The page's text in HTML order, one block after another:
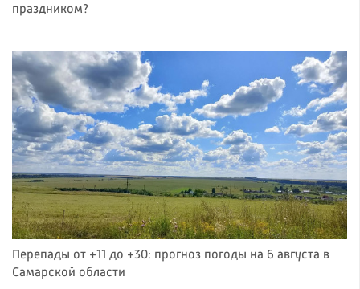
праздником?
Перепады от +11 до +30: прогноз погоды на 6 августа в
Самарской области